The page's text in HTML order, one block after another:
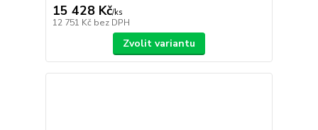
15 428 Kč/ks
12 751 Kč bez DPH
Zvolit variantu